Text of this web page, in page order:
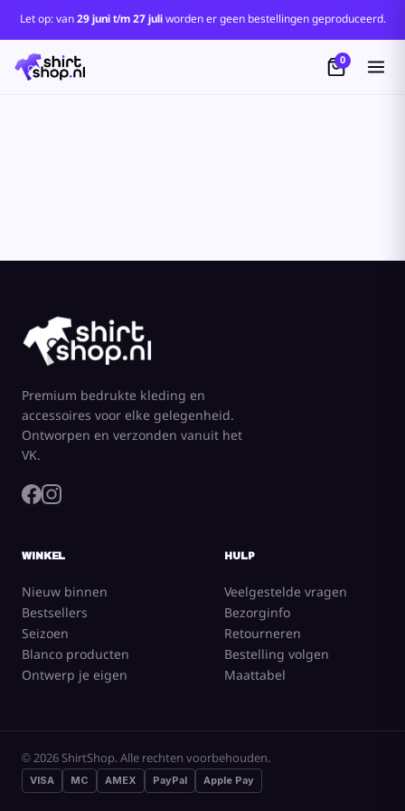
Let op: van29 juni t/m 27 juliworden er geen bestellingen geproduceerd.
0
Premium bedrukte kleding en
accessoires voor elke gelegenheid.
Ontworpen en verzonden vanuit het
VK.
WINKEL
Nieuw binnen
Bestsellers
Seizoen
Blanco producten
Ontwerp je eigen
HULP
Veelgestelde vragen
Bezorginfo
Retourneren
Bestelling volgen
Maattabel
© 2026 ShirtShop. Alle rechten voorbehouden.
VISA MC AMEX PayPal Apple Pay
Standaard
Price: Lowest First
Price: Highest First